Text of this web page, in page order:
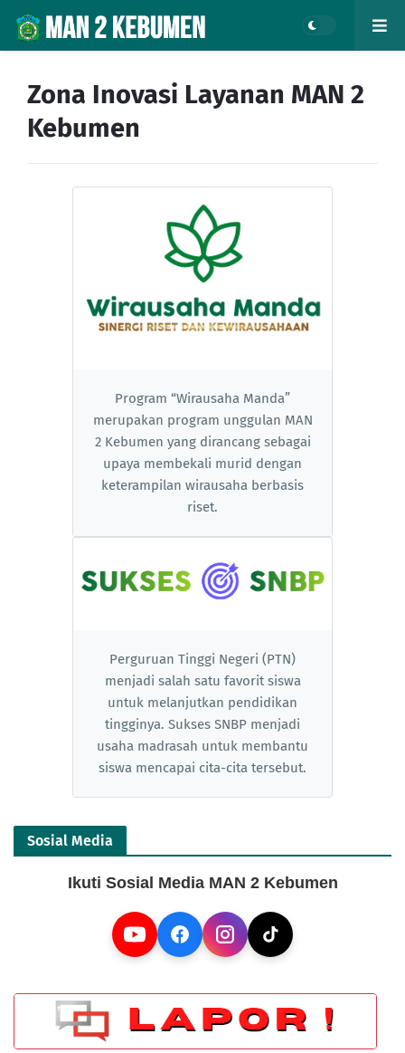
Zona Inovasi Layanan MAN 2
Kebumen
Program “Wirausaha Manda”
merupakan program unggulan MAN
2 Kebumen yang dirancang sebagai
upaya membekali murid dengan
keterampilan wirausaha berbasis
riset.
Perguruan Tinggi Negeri (PTN)
menjadi salah satu favorit siswa
untuk melanjutkan pendidikan
tingginya. Sukses SNBP menjadi
usaha madrasah untuk membantu
siswa mencapai cita-cita tersebut.
Sosial Media
Ikuti Sosial Media MAN 2 Kebumen